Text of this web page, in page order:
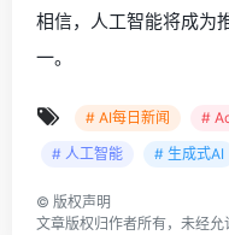
相信，人工智能将成为
一。
# AI每日新闻 #
# 人工智能
# 生成式AI
© 版权声明
文章版权归作者所有，未经允